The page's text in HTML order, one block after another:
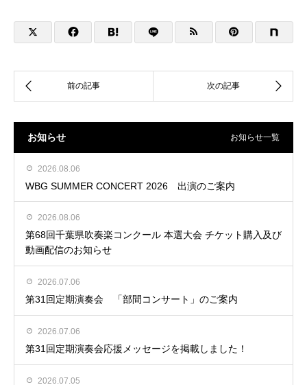
お知らせ お知らせ一覧
2026.08.06
WBG SUMMER CONCERT 2026 出演のご案内
2026.08.06
第68回千葉県吹奏楽コンクール 本選大会 チケット購入及び
動画配信のお知らせ
2026.07.06
第31回定期演奏会 「部間コンサート」のご案内
2026.07.06
第31回定期演奏会応援メッセージを掲載しました！
2026.07.05